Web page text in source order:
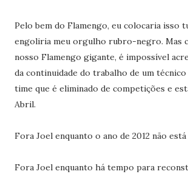
Pelo bem do Flamengo, eu colocaria isso
engoliria meu orgulho rubro-negro. Mas
nosso Flamengo gigante, é impossível
da continuidade do trabalho de um
time que é eliminado de competições e
Abril.
Fora Joel enquanto o ano de 2012 não
Fora Joel enquanto há tempo para